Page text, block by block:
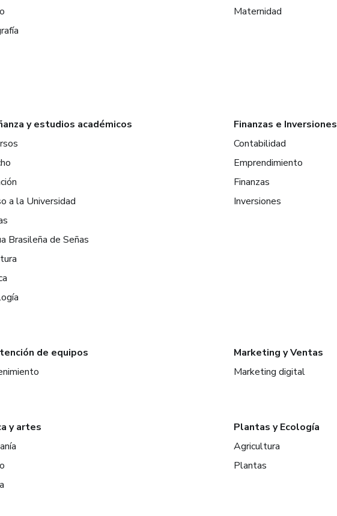
Maternidad
y estudios académicos
a la Universidad
Brasileña de Señas
Finanzas e Inversiones
Contabilidad
Emprendimiento
Finanzas
Inversiones
de equipos
Marketing y Ventas
Marketing digital
y artes
Plantas y Ecología
Agricultura
Plantas